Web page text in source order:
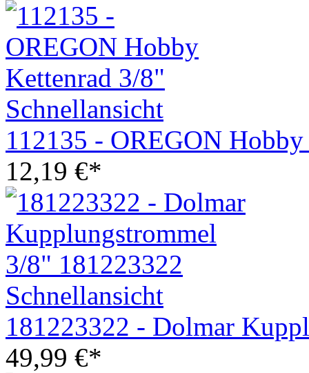
Schnellansicht
112135 - OREGON
12,19 €*
Schnellansicht
181223322 - Dolmar
49,99 €*